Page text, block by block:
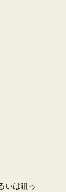
いは狙っ